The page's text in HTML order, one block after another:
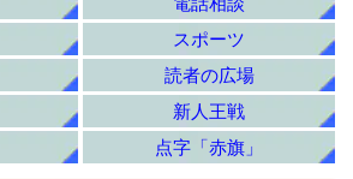
スポーツ
読者の広場
新人王戦
点字「赤旗」